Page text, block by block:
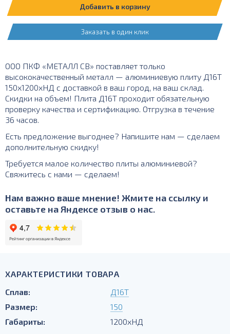
Добавить в корзину
Заказать в один клик
ООО ПКФ «МЕТАЛЛ СВ» поставляет только
высококачественный металл — алюминиевую плиту Д16Т
150х1200хНД с доставкой в ваш город, на ваш склад.
Скидки на объем! Плита Д16Т проходит обязательную
проверку качества и сертификацию. Отгрузка в течение
36 часов.
Есть предложение выгоднее? Напишите нам — сделаем
дополнительную скидку!
Требуется малое количество плиты алюминиевой?
Свяжитесь с нами — сделаем!
Нам важно ваше мнение! Жмите на ссылку и
оставьте на Яндексе отзыв о нас.
ХАРАКТЕРИСТИКИ ТОВАРА
Сплав:
Д16Т
Размер:
150
Габариты:
1200хНД